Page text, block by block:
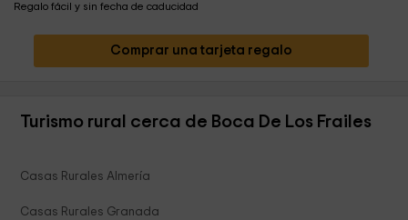
Regalo fácil y sin fecha de caducidad
Comprar una tarjeta regalo
Turismo rural cerca de Boca De Los Frailes
Casas Rurales Almería
Casas Rurales Granada